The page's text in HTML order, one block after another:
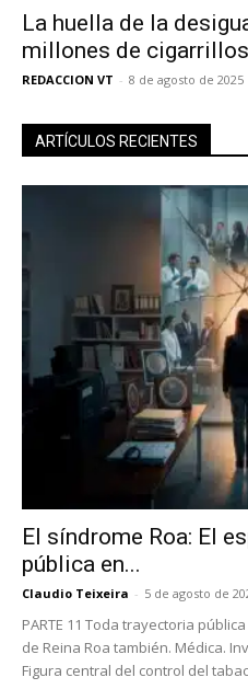
No te
últimas
Suscríbete a
recibe todas las
electrónico.
Subscribe to our
receive all the
La huella de la
millones de
REDACCION VT - 8 de agosto de 2025
ARTÍCULOS RECIENTES
El síndrome Roa: El
pública en...
Claudio Teixeira - 5 de agosto de
PARTE 11 Toda trayectoria
de Reina Roa también. Médica.
Figura central del control del